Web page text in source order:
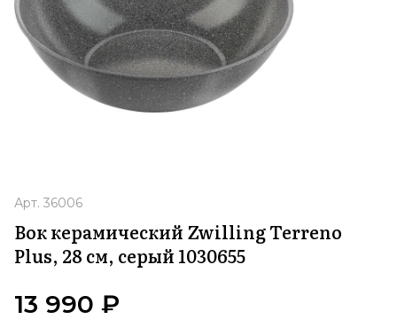
Арт. 36006
Вок керамический Zwilling Terreno
Plus, 28 см, серый 1030655
13 990 ₽